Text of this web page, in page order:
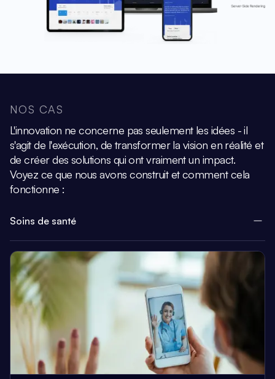
NOS CAS
L'innovation ne concerne pas seulement les idées - il
s'agit de l'exécution, de transformer la visionen réalité et
de créer des solutions qui ont vraiment un impact.
Voyez ce que nous avons construit et comment cela
fonctionne :
Soins de santé